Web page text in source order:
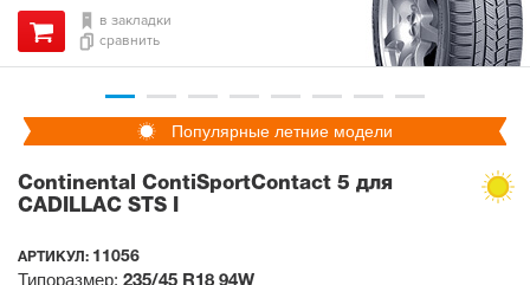
в закладки
сравнить
Популярные летние модели
Continental ContiSportContact 5 для
CADILLAC STS I
АРТИКУЛ: 11056
Типоразмер: 235/45 R18 94W